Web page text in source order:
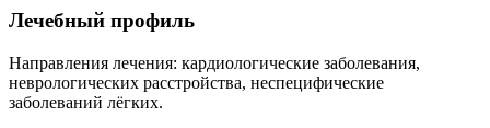
Лечебный профиль
Направления лечения: кардиологические заболевания,
неврологических расстройства, неспецифические
заболеваний лёгких.